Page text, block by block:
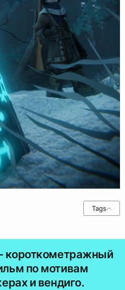
Tags
короткометражный
по мотивам
и вендиго.